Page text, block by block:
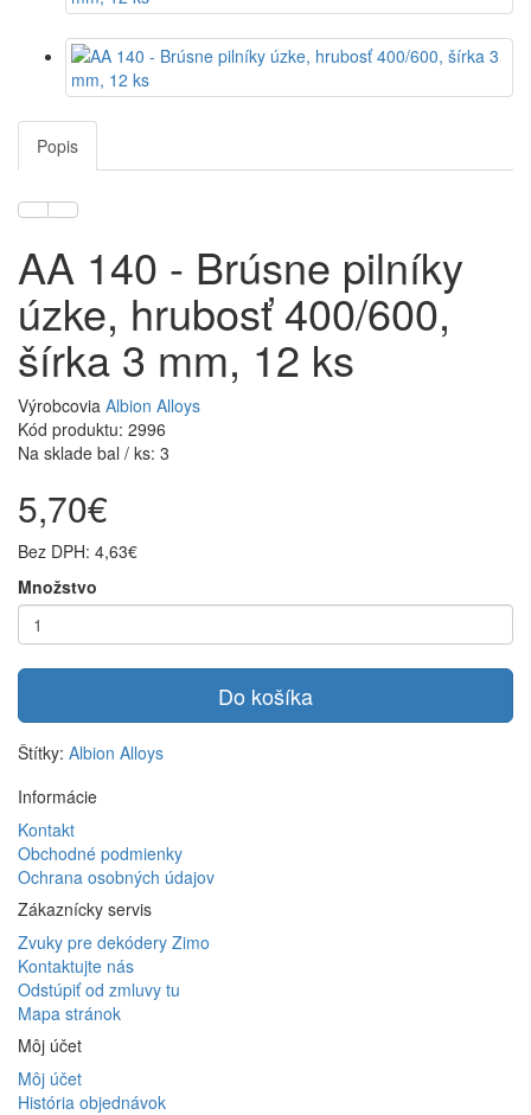
Popis
AA 140 - Brúsne pilníky
úzke, hrubosť 400/600,
šírka 3 mm, 12 ks
Výrobcovia Albion Alloys
Kód produktu: 2996
Na sklade bal / ks: 3
5,70€
Bez DPH: 4,63€
Množstvo
Do košíka
Štítky: Albion Alloys
Informácie
Kontakt
Obchodné podmienky
Ochrana osobných údajov
Zákaznícky servis
Zvuky pre dekódery Zimo
Kontaktujte nás
Odstúpiť od zmluvy tu
Mapa stránok
Môj účet
Môj účet
História objednávok